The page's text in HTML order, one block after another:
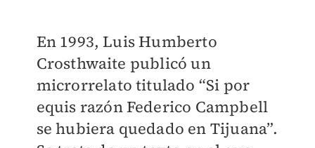
En 1993, Luis Humberto
Crosthwaite publicó un
microrrelato titulado “Si por
equis razón Federico Campbell
se hubiera quedado en Tijuana”.